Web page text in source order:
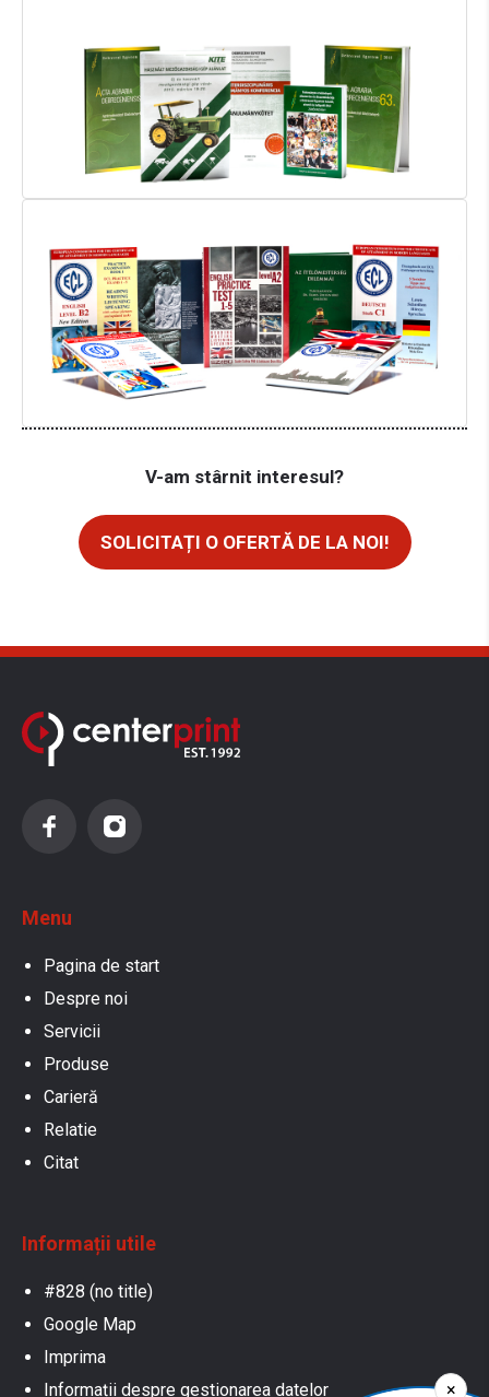
V-am stârnit interesul?
SOLICITAȚI O OFERTĂ DE LA NOI!
Menu
Pagina de start
Despre noi
Servicii
Produse
Carieră
Relatie
Citat
Informații utile
#828 (no title)
Google Map
Imprima
Informații despre gestionarea datelor
×